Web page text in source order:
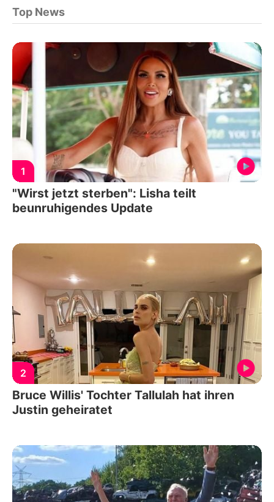
Top News
1
"Wirst jetzt sterben": Lisha teilt
beunruhigendes Update
2
Bruce Willis' Tochter Tallulah hat ihren
Justin geheiratet